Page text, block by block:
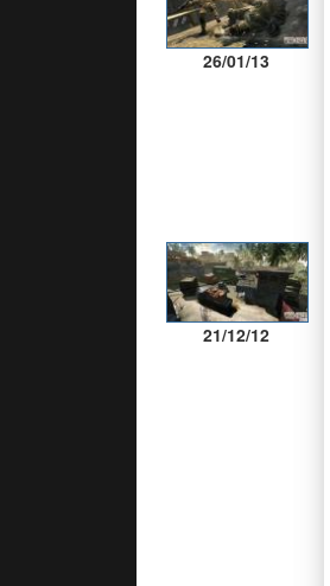
26/01/13
21/12/12